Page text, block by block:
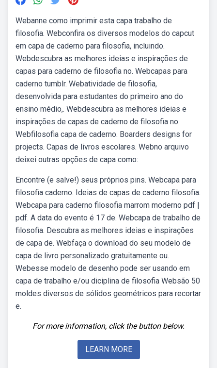
Webanne como imprimir esta capa trabalho de
filosofia. Webconfira os diversos modelos do capcut
em capa de caderno para filosofia, incluindo.
Webdescubra as melhores ideias e inspirações de
capas para caderno de filosofia no. Webcapas para
caderno tumblr. Webatividade de filosofia,
desenvolvida para estudantes do primeiro ano do
ensino médio,. Webdescubra as melhores ideias e
inspirações de capas de caderno de filosofia no.
Webfilosofia capa de caderno. Boarders designs for
projects. Capas de livros escolares. Webno arquivo
deixei outras opções de capa como:
Encontre (e salve!) seus próprios pins. Webcapa para
filosofia caderno. Ideias de capas de caderno filosofia.
Webcapa para caderno filosofia marrom moderno pdf |
pdf. A data do evento é 17 de. Webcapa de trabalho de
filosofia. Descubra as melhores ideias e inspirações
de capa de. Webfaça o download do seu modelo de
capa de livro personalizado gratuitamente ou.
Webesse modelo de desenho pode ser usando em
capa de trabalho e/ou diciplina de filosofia Websão 50
moldes diversos de sólidos geométricos para recortar
e.
For more information, click the button below.
LEARN MORE